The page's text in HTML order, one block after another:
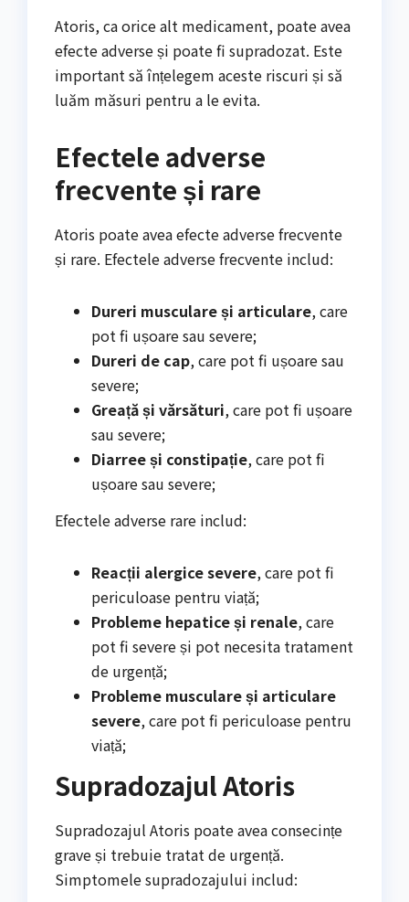
Atoris, ca orice alt medicament, poate avea
efecte adverse și poate fi supradozat. Este
important să înțelegem aceste riscuri și să
luăm măsuri pentru a le evita.
Efectele adverse
frecvente și rare
Atoris poate avea efecte adverse frecvente
și rare. Efectele adverse frecvente includ:
Dureri musculare și articulare, care
pot fi ușoare sau severe;
Dureri de cap, care pot fi ușoare sau
severe;
Greață și vărsături, care pot fi ușoare
sau severe;
Diarree și constipație, care pot fi
ușoare sau severe;
Efectele adverse rare includ:
Reacții alergice severe, care pot fi
periculoase pentru viață;
Probleme hepatice și renale, care
pot fi severe și pot necesita tratament
de urgență;
Probleme musculare și articulare
severe, care pot fi periculoase pentru
viață;
Supradozajul Atoris
Supradozajul Atoris poate avea consecințe
grave și trebuie tratat de urgență.
Simptomele supradozajului includ: